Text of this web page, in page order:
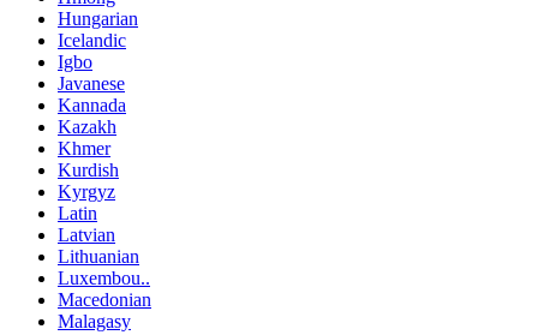
Hungarian
Icelandic
Igbo
Javanese
Kannada
Kazakh
Khmer
Kurdish
Kyrgyz
Latin
Latvian
Lithuanian
Luxembou..
Macedonian
Malagasy